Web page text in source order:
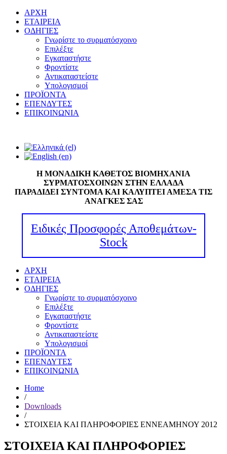
ΑΡΧΗ
ΕΤΑΙΡΕΙΑ
ΟΔΗΓΙΕΣ
Γνωρίστε το συρματόσχοινο
Επιλέξτε
Εγκαταστήστε
Φροντίστε
Αντικαταστείστε
Υπολογισμοί
ΠΡΟΪΟΝΤΑ
ΕΠΕΝΔΥΤΕΣ
ΕΠΙΚΟΙΝΩΝΙΑ
Η ΜΟΝΑΔΙΚΗ ΚΑΘΕΤΟΣ ΒΙΟΜΗΧΑΝΙΑ
ΣΥΡΜΑΤΟΣΧΟΙΝΩΝ ΣΤΗΝ ΕΛΛΑΔΑ
ΠΑΡΑΔΙΔΕΙ ΣΥΝΤΟΜΑ ΚΑΙ ΚΑΛΥΠΤΕΙ ΑΜΕΣΑ ΤΙΣ
ΑΝΑΓΚΕΣ ΣΑΣ
Ειδικές Προσφορές Αποθεμάτων-
Stock
ΑΡΧΗ
ΕΤΑΙΡΕΙΑ
ΟΔΗΓΙΕΣ
Γνωρίστε το συρματόσχοινο
Επιλέξτε
Εγκαταστήστε
Φροντίστε
Αντικαταστείστε
Υπολογισμοί
ΠΡΟΪΟΝΤΑ
ΕΠΕΝΔΥΤΕΣ
ΕΠΙΚΟΙΝΩΝΙΑ
Home
/
Downloads
/
ΣΤΟΙΧΕΙΑ ΚΑΙ ΠΛΗΡΟΦΟΡΙΕΣ ΕΝΝΕΑΜΗΝΟΥ 2012
ΣΤΟΙΧΕΙΑ ΚΑΙ ΠΛΗΡΟΦΟΡΙΕΣ